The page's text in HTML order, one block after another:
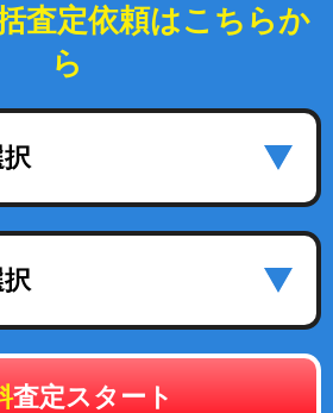
査定依頼はこちらか
ら
査定スタート